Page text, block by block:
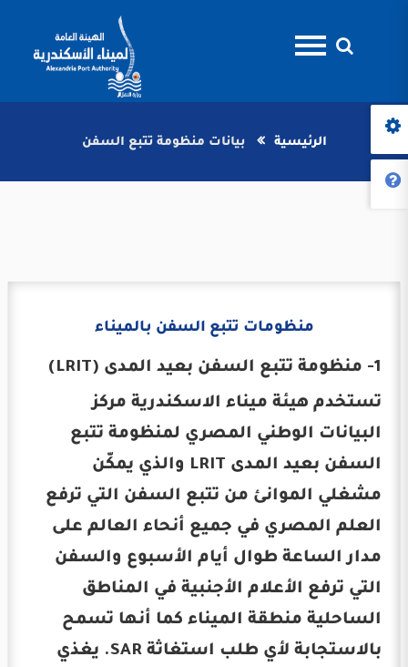
الرئيسية بيانات منظومة تتبع السفن
منظومات تتبع السفن بالميناء
1- منظومة تتبع السفن بعيد المدى (LRIT)
تستخدم هيئة ميناء الاسكندرية مركز
البيانات الوطني المصري لمنظومة تتبع
السفن بعيد المدى LRIT والذي يمكّن
مشغلي الموانئ من تتبع السفن التي ترفع
العلم المصري في جميع أنحاء العالم على
مدار الساعة طوال أيام الأسبوع والسفن
التي ترفع الأعلام الأجنبية في المناطق
الساحلية منطقة الميناء كما أنها تسمح
بالاستجابة لأي طلب استغاثة SAR. يغذي